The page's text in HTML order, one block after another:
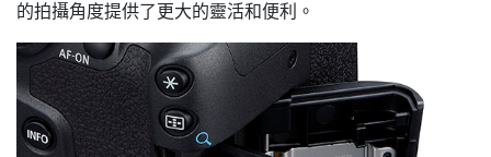
的拍攝角度提供了更大的靈活和便利。